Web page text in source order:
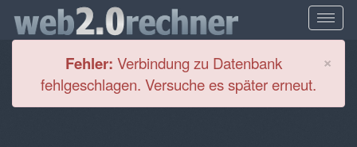
×
Fehler: Verbindung zu Datenbank
fehlgeschlagen. Versuche es später erneut.